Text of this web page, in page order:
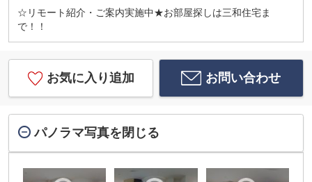
☆リモート紹介・ご案内実施中★お部屋探しは三和住宅ま
で！！
お気に入り追加 お問い合わせ
パノラマ写真を閉じる